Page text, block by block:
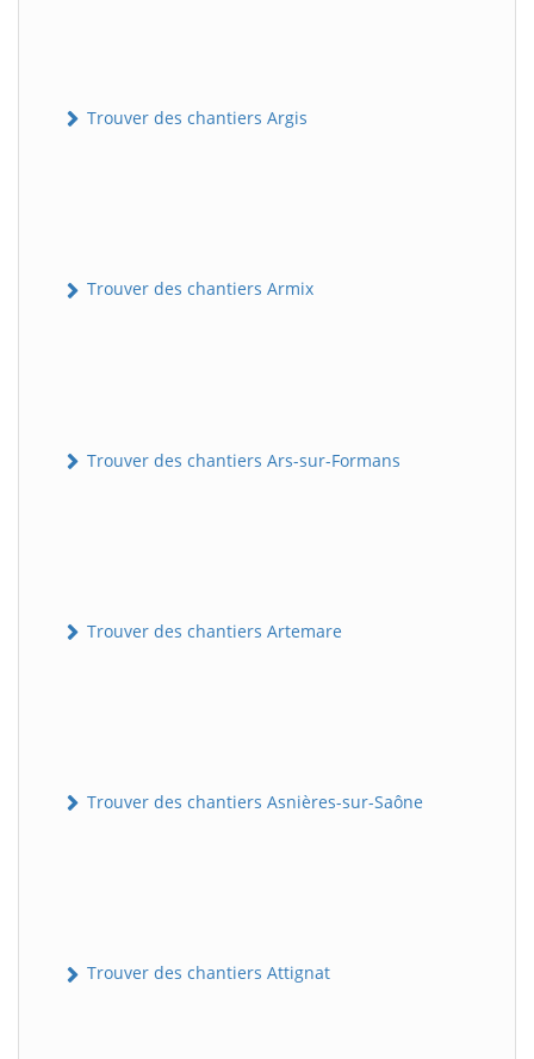
Trouver des chantiers Argis
Trouver des chantiers Armix
Trouver des chantiers Ars-sur-Formans
Trouver des chantiers Artemare
Trouver des chantiers Asnières-sur-Saône
Trouver des chantiers Attignat